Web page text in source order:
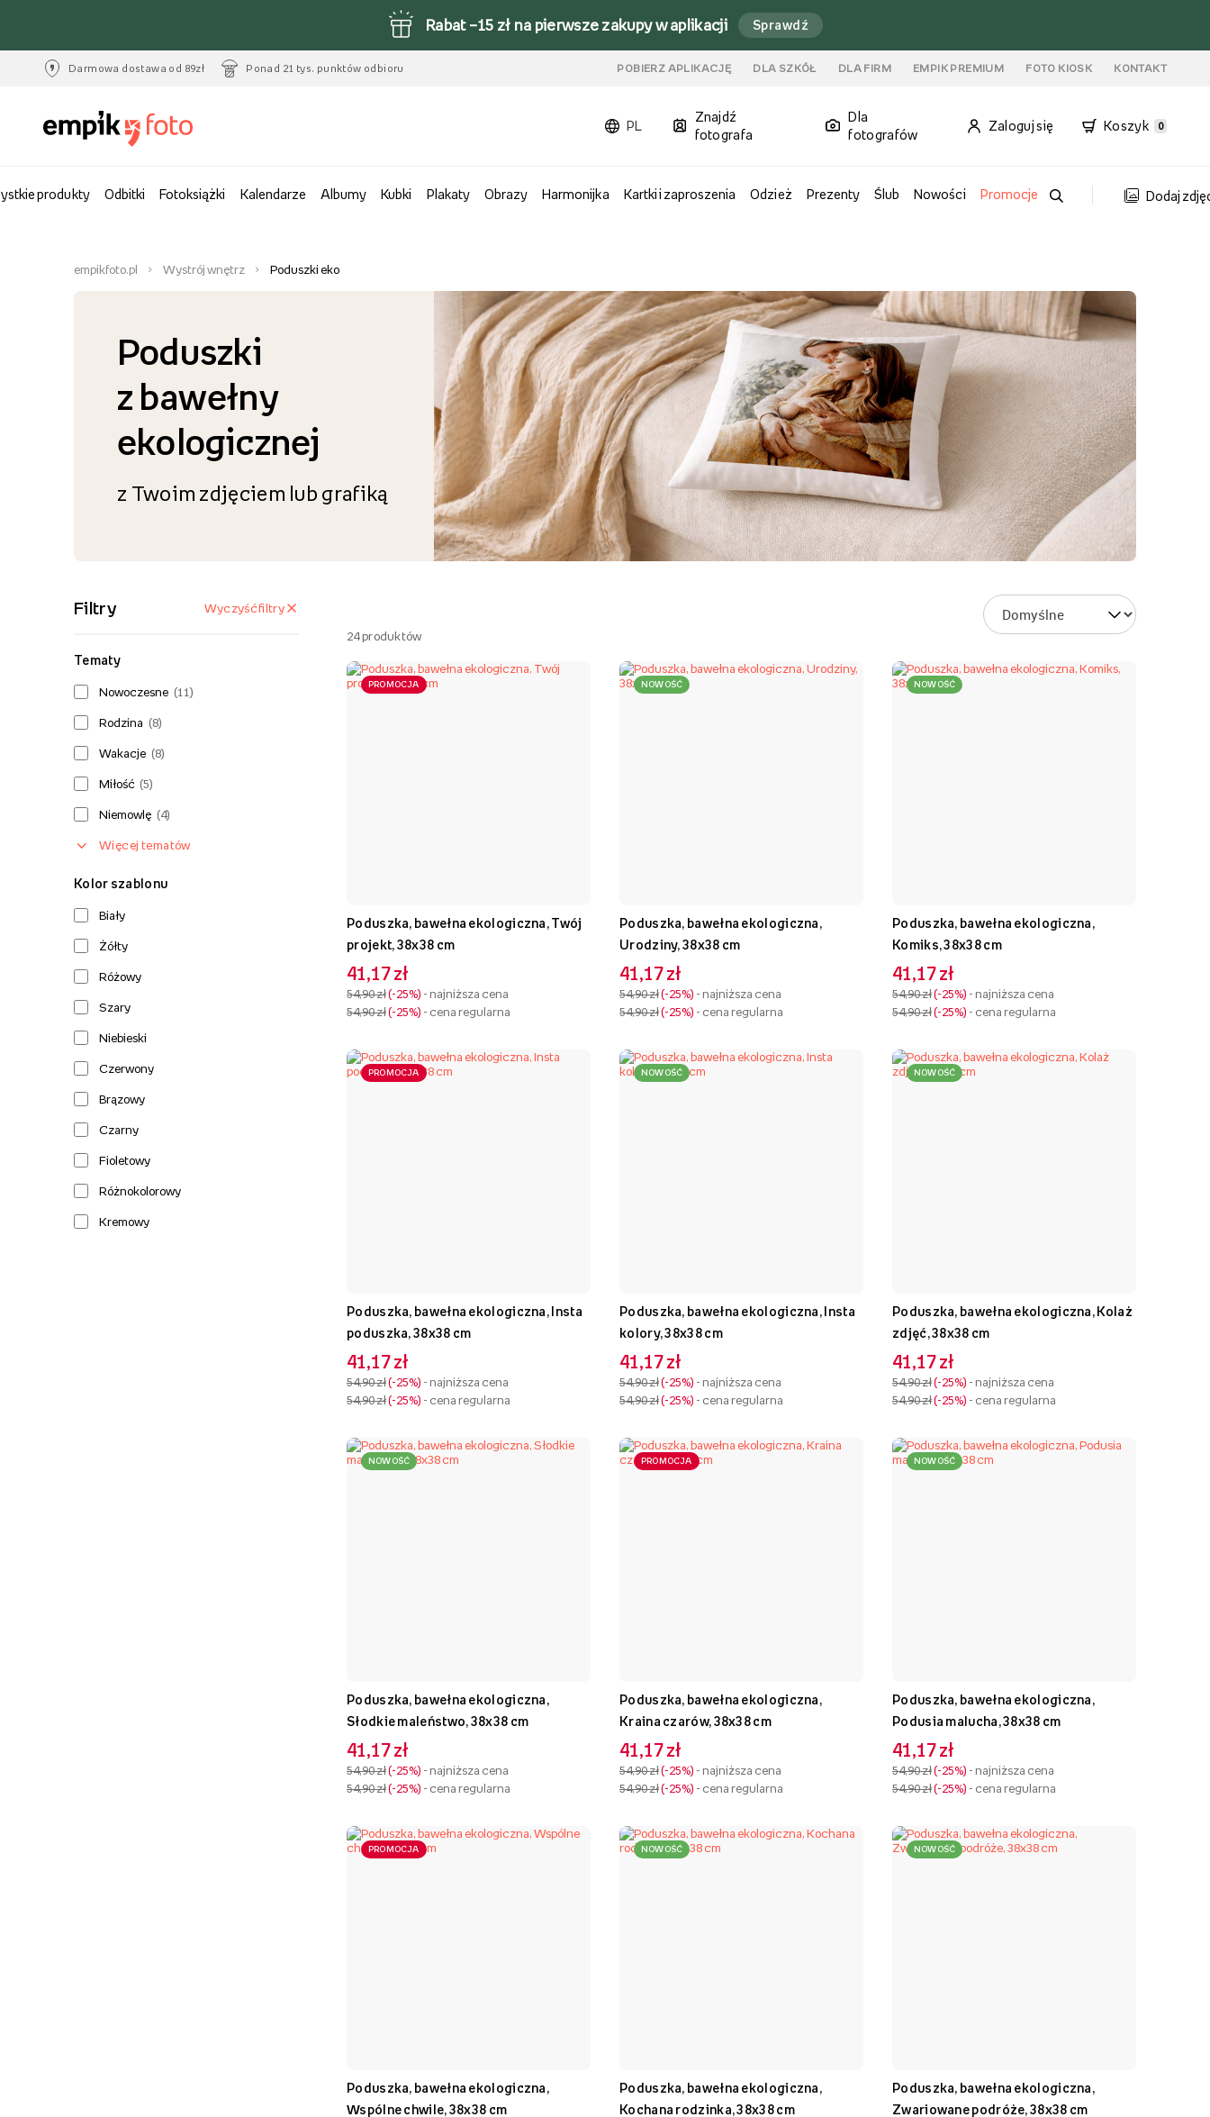
Rabat –15 zł na pierwsze zakupy w aplikacji Sprawdź
Darmowa dostawa od 89zł Ponad 21 tys. punktów odbioru POBIERZ APLIKACJĘ DLA SZKÓŁ DLA FIRM EMPIK PREMIUM FOTO KIOSK KONTAKT
PL
Znajdź
fotografa
Dla
fotografów
Zaloguj się Koszyk 0
produkty Odbitki Fotoksiążki Kalendarze Albumy Kubki Plakaty Obrazy Harmonijka Kartki i zaproszenia Odzież Prezenty Ślub Nowości Promocje Dodaj
empikfoto.pl Wystrój wnętrz Poduszki eko
Poduszki
z bawełny
ekologicznej
z Twoim zdjęciem lub grafiką
Filtry Wyczyść filtry
Tematy
Nowoczesne (11)
Rodzina (8)
Wakacje (8)
Miłość (5)
Niemowlę (4)
Więcej tematów
Kolor szablonu
Biały
Żółty
Różowy
Szary
Niebieski
Czerwony
Brązowy
Czarny
Fioletowy
Różnokolorowy
Kremowy
24produktów
PROMOCJA
Poduszka, bawełna ekologiczna, Twój
projekt, 38x38 cm
41,17 zł
54,90 zł -25% - najniższa cena
54,90 zł -25% - cena regularna
NOWOŚĆ
Poduszka, bawełna ekologiczna,
Urodziny, 38x38 cm
41,17 zł
54,90 zł -25% - najniższa cena
54,90 zł -25% - cena regularna
NOWOŚĆ
Poduszka, bawełna ekologiczna,
Komiks, 38x38 cm
41,17 zł
54,90 zł -25% - najniższa cena
54,90 zł -25% - cena regularna
PROMOCJA
Poduszka, bawełna ekologiczna, Insta
poduszka, 38x38 cm
41,17 zł
54,90 zł -25% - najniższa cena
54,90 zł -25% - cena regularna
NOWOŚĆ
Poduszka, bawełna ekologiczna, Insta
kolory, 38x38 cm
41,17 zł
54,90 zł -25% - najniższa cena
54,90 zł -25% - cena regularna
NOWOŚĆ
Poduszka, bawełna ekologiczna, Kolaż
zdjęć, 38x38 cm
41,17 zł
54,90 zł -25% - najniższa cena
54,90 zł -25% - cena regularna
NOWOŚĆ
Poduszka, bawełna ekologiczna,
Słodkie maleństwo, 38x38 cm
41,17 zł
54,90 zł -25% - najniższa cena
54,90 zł -25% - cena regularna
PROMOCJA
Poduszka, bawełna ekologiczna,
Kraina czarów, 38x38 cm
41,17 zł
54,90 zł -25% - najniższa cena
54,90 zł -25% - cena regularna
NOWOŚĆ
Poduszka, bawełna ekologiczna,
Podusia malucha, 38x38 cm
41,17 zł
54,90 zł -25% - najniższa cena
54,90 zł -25% - cena regularna
PROMOCJA
Poduszka, bawełna ekologiczna,
Wspólne chwile, 38x38 cm
NOWOŚĆ
Poduszka, bawełna ekologiczna,
Kochana rodzinka, 38x38 cm
NOWOŚĆ
Poduszka, bawełna ekologiczna,
Zwariowane podróże, 38x38 cm